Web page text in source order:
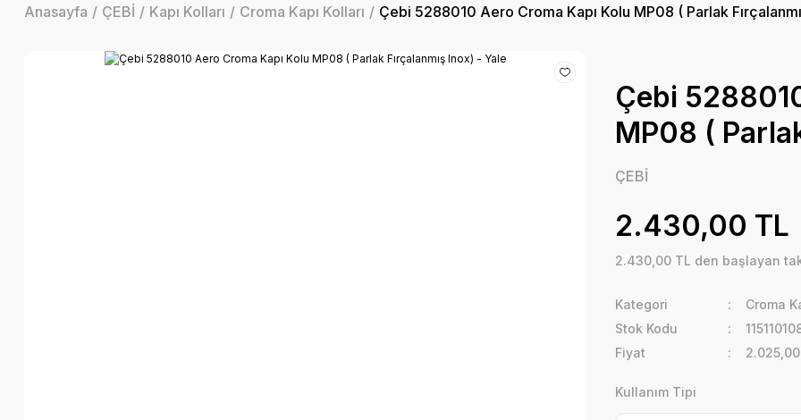
Anasayfa ÇEBİ Kapı Kolları Croma Kapı Kolları Çebi 5288010 Aero Croma Kapı Kolu MP08 ( Parlak
Çebi
MP08 (
ÇEBİ
2.430,00 TL
2.430,00 TL den başlayan
Kategori
Croma
Stok Kodu
Fiyat
Kullanım Tipi